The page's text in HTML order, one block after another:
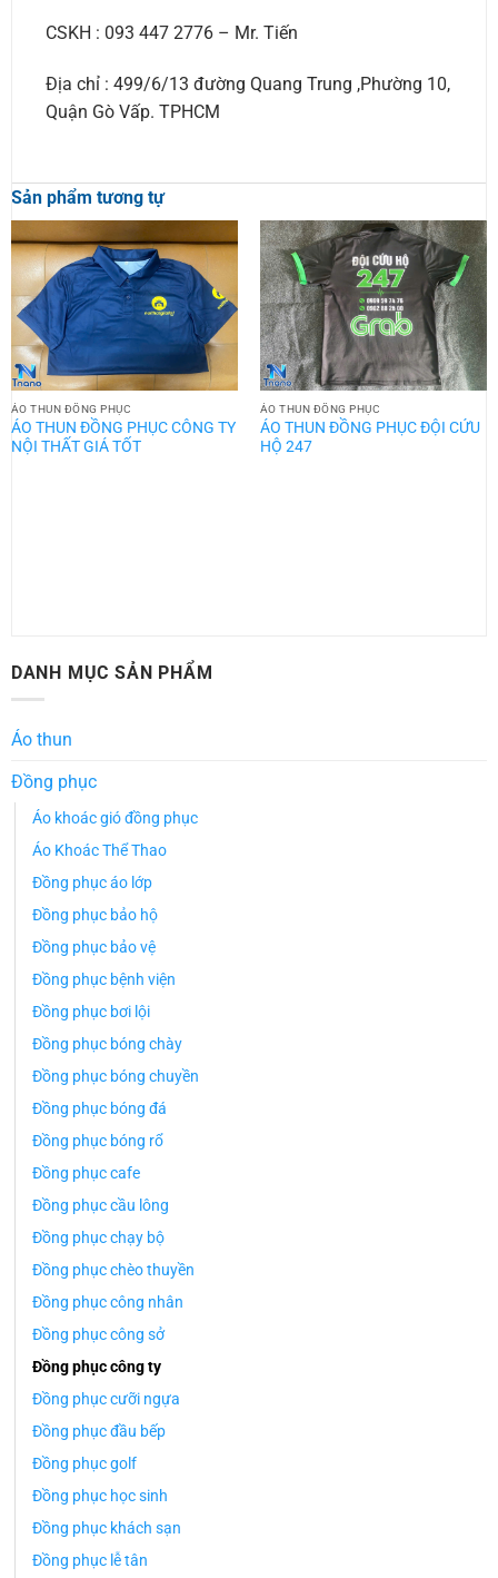
CSKH : 093 447 2776 – Mr. Tiến
Địa chỉ : 499/6/13 đường Quang Trung ,Phường 10,
Quận Gò Vấp. TPHCM
Sản phẩm tương tự
ÁO THUN ĐỒNG PHỤC
ÁO THUN ĐỒNG PHỤC CÔNG TY
NỘI THẤT GIÁ TỐT
ÁO THUN ĐỒNG PHỤC
ÁO THUN ĐỒNG PHỤC ĐỘI CỨU
HỘ 247
DANH MỤC SẢN PHẨM
Áo thun
Đồng phục
Áo khoác gió đồng phục
Áo Khoác Thể Thao
Đồng phục áo lớp
Đồng phục bảo hộ
Đồng phục bảo vệ
Đồng phục bệnh viện
Đồng phục bơi lội
Đồng phục bóng chày
Đồng phục bóng chuyền
Đồng phục bóng đá
Đồng phục bóng rổ
Đồng phục cafe
Đồng phục cầu lông
Đồng phục chạy bộ
Đồng phục chèo thuyền
Đồng phục công nhân
Đồng phục công sở
Đồng phục công ty
Đồng phục cưỡi ngựa
Đồng phục đầu bếp
Đồng phục golf
Đồng phục học sinh
Đồng phục khách sạn
Đồng phục lễ tân